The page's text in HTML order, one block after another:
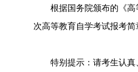
根据国务院颁布的《高等
次高等教育自学考试报考简
特别提示：请考生认真